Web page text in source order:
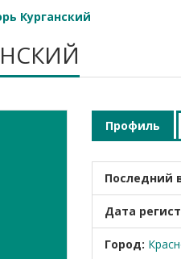
Курганский
Профиль
Последний
Дата
Город: